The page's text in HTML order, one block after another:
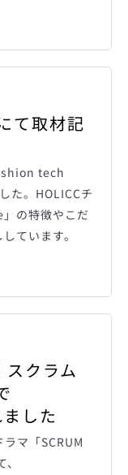
う
一
度
索
る
て取材記
tech
た。HOLICCチ
の特徴やこだ
ています。
スクラム
した
マ「SCRUM